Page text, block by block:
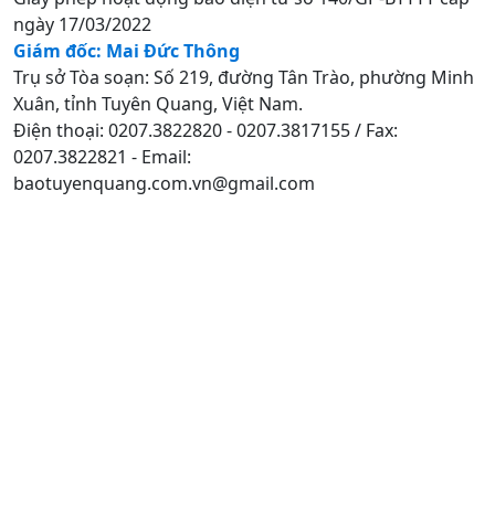
ngày 17/03/2022
Giám đốc: Mai Đức Thông
Trụ sở Tòa soạn: Số 219, đường Tân Trào, phường Minh
Xuân, tỉnh Tuyên Quang, Việt Nam.
Điện thoại: 0207.3822820 - 0207.3817155 / Fax:
0207.3822821 - Email:
baotuyenquang.com.vn@gmail.com